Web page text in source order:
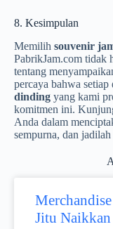
8. Kesimpulan
Memilih souvenir
PabrikJam.com tidak
tentang
percaya bahwa
dinding yang kami
komitmen ini.
Anda dalam
sempurna, dan
Jitu